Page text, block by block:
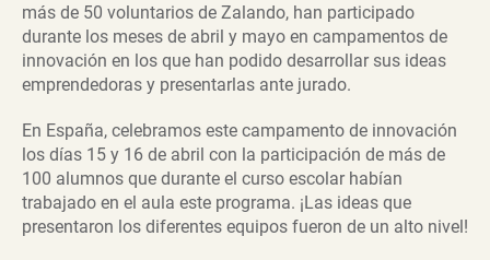
más de 50 voluntarios de Zalando, han participado
durante los meses de abril y mayo en campamentos de
innovación en los que han podido desarrollar sus ideas
emprendedoras y presentarlas ante jurado.
En España, celebramos este campamento de innovación
los días 15 y 16 de abril con la participación de más de
100 alumnos que durante el curso escolar habían
trabajado en el aula este programa. ¡Las ideas que
presentaron los diferentes equipos fueron de un alto nivel!